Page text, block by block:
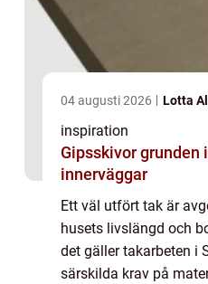
04 augusti 2026 Lotta
inspiration
Gipsskivor grunden i moderna, hållbara
innerväggar
Ett väl utfört tak är
husets livslängd och
det gäller takarbeten i
särskilda krav på